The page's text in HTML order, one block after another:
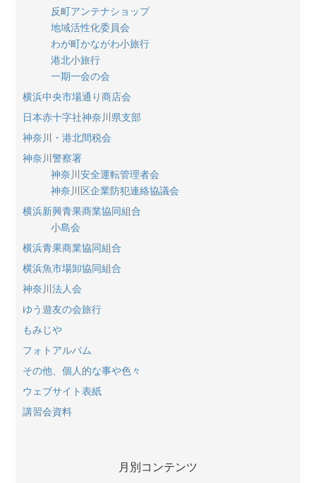
反町アンテナショップ
地域活性化委員会
わが町かながわ小旅行
港北小旅行
一期一会の会
横浜中央市場通り商店会
日本赤十字社神奈川県支部
神奈川・港北間税会
神奈川警察署
神奈川安全運転管理者会
神奈川区企業防犯連絡協議会
横浜新興青果商業協同組合
小島会
横浜青果商業協同組合
横浜魚市場卸協同組合
神奈川法人会
ゆう遊友の会旅行
もみじや
フォトアルバム
その他、個人的な事や色々
ウェブサイト表紙
講習会資料
月別コンテンツ